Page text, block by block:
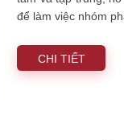
để làm việc nhóm
CHI TIẾT